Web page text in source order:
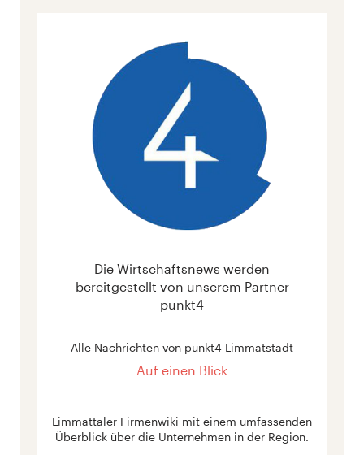
Die Wirtschaftsnews werden
bereitgestellt von unserem Partner
punkt4
Alle Nachrichten von punkt4 Limmatstadt
Auf einen Blick
Limmattaler Firmenwiki mit einem umfassenden
Überblick über die Unternehmen in der Region.